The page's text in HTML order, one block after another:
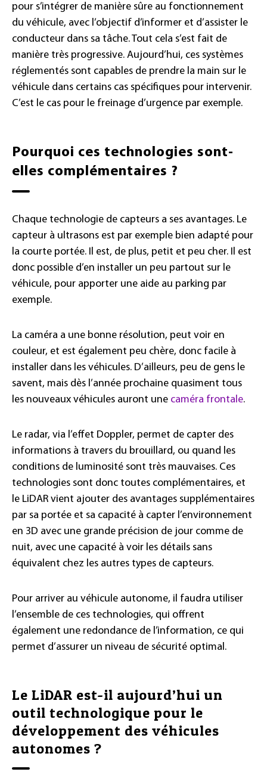
pour s’intégrer de manière sûre au fonctionnement
du véhicule, avec l’objectif d’informer et d’assister le
conducteur dans sa tâche. Tout cela s’est fait de
manière très progressive. Aujourd’hui, ces systèmes
réglementés sont capables de prendre la main sur le
véhicule dans certains cas spécifiques pour intervenir.
C’est le cas pour le freinage d’urgence par exemple.
Pourquoi ces technologies sont-
elles complémentaires ?
Chaque technologie de capteurs a ses avantages. Le
capteur à ultrasons est par exemple bien adapté pour
la courte portée. Il est, de plus, petit et peu cher. Il est
donc possible d’en installer un peu partout sur le
véhicule, pour apporter une aide au parking par
exemple.
La caméra a une bonne résolution, peut voir en
couleur, et est également peu chère, donc facile à
installer dans les véhicules. D’ailleurs, peu de gens le
savent, mais dès l’année prochaine quasiment tous
les nouveaux véhicules auront une caméra frontale.
Le radar, via l’effet Doppler, permet de capter des
informations à travers du brouillard, ou quand les
conditions de luminosité sont très mauvaises. Ces
technologies sont donc toutes complémentaires, et
le LiDAR vient ajouter des avantages supplémentaires
par sa portée et sa capacité à capter l’environnement
en 3D avec une grande précision de jour comme de
nuit, avec une capacité à voir les détails sans
équivalent chez les autres types de capteurs.
Pour arriver au véhicule autonome, il faudra utiliser
l’ensemble de ces technologies, qui offrent
également une redondance de l’information, ce qui
permet d’assurer un niveau de sécurité optimal.
Le LiDAR est-il aujourd’hui un
outil technologique pour le
développement des véhicules
autonomes ?